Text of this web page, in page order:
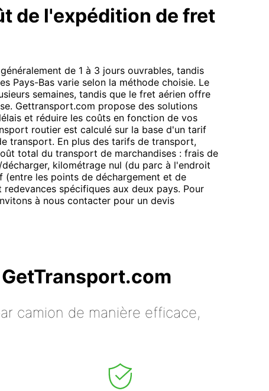
de l'expédition de fret
de 1 à 3 jours ouvrables, tandis
Pays-Bas varie selon la méthode choisie. Le
semaines, tandis que le fret aérien offre
Gettransport.com propose des solutions
et réduire les coûts en fonction de vos
routier est calculé sur la base d'un tarif
transport. En plus des tarifs de transport,
total du transport de marchandises : frais de
kilométrage nul (du parc à l'endroit
les points de déchargement et de
spécifiques aux deux pays. Pour
à nous contacter pour un devis
camion de manière efficace,